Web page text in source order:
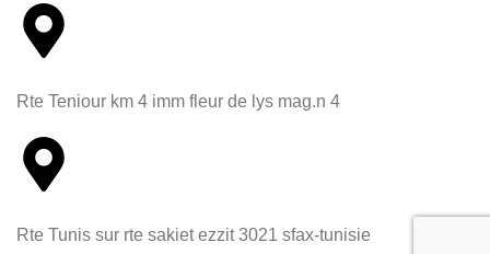
Rte Teniour km 4 imm fleur de lys mag.n 4
Rte Tunis sur rte sakiet ezzit 3021 sfax-tunisie